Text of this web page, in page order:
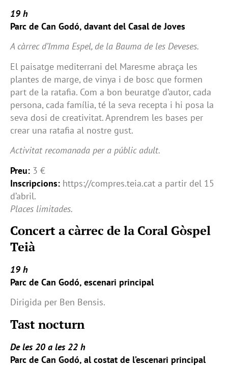
19 h
Parc de Can Godó, davant del Casal de Joves
A càrrec d’Imma Espel, de la Bauma de les Deveses.
El paisatge mediterrani del Maresme abraça les
plantes de marge, de vinya i de bosc que formen
part de la ratafia. Com a bon beuratge d’autor, cada
persona, cada família, té la seva recepta i hi posa la
seva dosi de creativitat. Aprendrem les bases per
crear una ratafia al nostre gust.
Activitat recomanada per a públic adult.
Preu: 3 €
Inscripcions: https://compres.teia.cat a partir del 15
d’abril.
Places limitades.
Concert a càrrec de la Coral Gòspel
Teià
19 h
Parc de Can Godó, escenari principal
Dirigida per Ben Bensis.
Tast nocturn
De les 20 a les 22 h
Parc de Can Godó, al costat de l’escenari principal